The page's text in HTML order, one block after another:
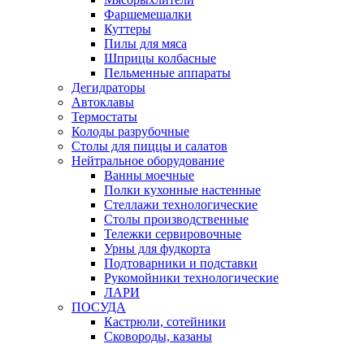
Фаршемешалки
Куттеры
Пилы для мяса
Шприцы колбасные
Пельменные аппараты
Дегидраторы
Автоклавы
Термостаты
Колоды разрубочные
Столы для пиццы и салатов
Нейтральное оборудование
Ванны моечные
Полки кухонные настенные
Стеллажи технологические
Столы производственные
Тележки сервировочные
Урны для фудкорта
Подтоварники и подставки
Рукомойники технологические
ЛАРИ
ПОСУДА
Кастрюли, сотейники
Сковороды, казаны